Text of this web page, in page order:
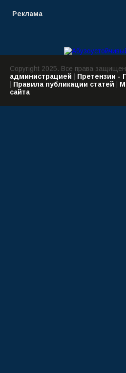
Реклама
Copyright 2025. Все права
администрацией | Претензии
| Правила публикации статей |
сайта